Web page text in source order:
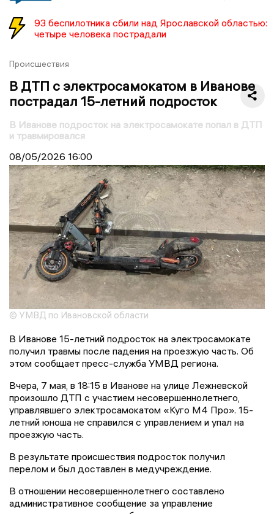
93 беспилотника сбили над Ярославской областью:
четыре человека пострадали
Происшествия
В ДТП с электросамокатом в Иванове
пострадал 15-летний подросток
В Иванове подросток на электросамокате попал в ДТП
и травмировался
08/05/2026 16:00
© УМВД по Ивановской области
В Иванове 15-летний подросток на электросамокате
получил травмы после падения на проезжую часть. Об
этом сообщает пресс-служба УМВД региона.
Вчера, 7 мая, в 18:15 в Иванове на улице Лежневской
произошло ДТП с участием несовершеннолетнего,
управлявшего электросамокатом «Куго М4 Про». 15-
летний юноша не справился с управлением и упал на
проезжую часть.
В результате происшествия подросток получил
перелом и был доставлен в медучреждение.
В отношении несовершеннолетнего составлено
административное сообщение за управление